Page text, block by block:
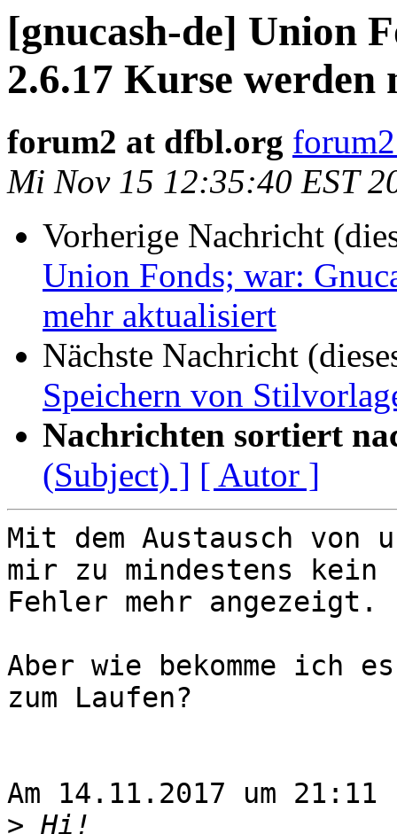
[gnucash-de] Union
2.6.17 Kurse
forum2 at dfbl.org
Mi Nov 15 12:35:40 EST
Vorherige Nachricht
Union Fonds; war:
mehr aktualisiert
Nächste Nachricht
Speichern von
Nachrichten sortiert
(Subject) ] [ Autor ]
Mit dem Austausch von
mir zu mindestens kein
Fehler mehr angezeigt.
Aber wie bekomme ich
zum Laufen?
Am 14.11.2017 um
>